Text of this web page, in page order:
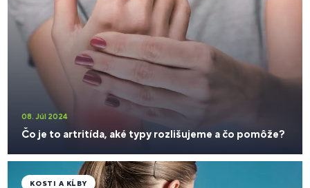
08. Júl 2024
Čo je to artritída, aké typy rozlišujeme a čo pomôže?
KOSTI A KĹBY